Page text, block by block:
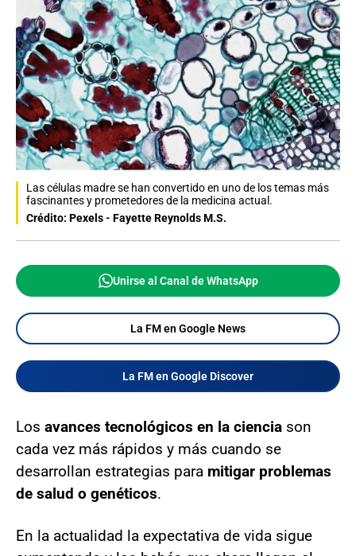
Las células madre se han convertido en uno de los temas más
fascinantes y prometedores de la medicina actual.
Crédito: Pexels - Fayette Reynolds M.S.
Unirse al Canal de WhatsApp
La FM en Google News
La FM en Google Discover
Los avances tecnológicos en la ciencia son
cada vez más rápidos y más cuando se
desarrollan estrategias para mitigar problemas
de salud o genéticos.
En la actualidad la expectativa de vida sigue